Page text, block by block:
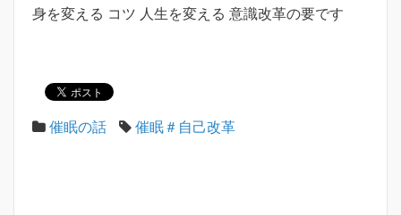
身を変える コツ 人生を変える 意識改革の要です
催眠の話 催眠＃自己改革